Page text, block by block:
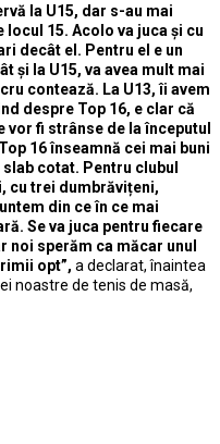
la U15, dar s-au mai
15. Acolo va juca și cu
decât el. Pentru el e un
și la U15, va avea mult mai
contează. La U13, îi avem
despre Top 16, e clar că
fi strânse de la începutul
16 înseamnă cei mai buni
cotat. Pentru clubul
cu trei dumbrăvițeni,
din ce în ce mai
Se va juca pentru fiecare
noi sperăm ca măcar unul
opt”, a declarat, înaintea
noastre de tenis de masă,